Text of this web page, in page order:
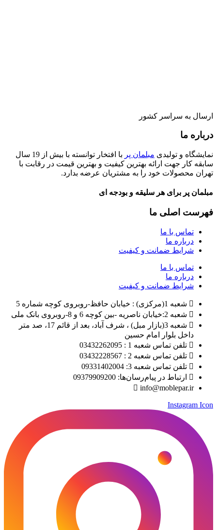
ارسال به سراسر کشور
درباره ما
نمایشگاه و تولیدی مبلمان پر
با افتخار توانسته با بیش از 19 سال
سابقه کار جهت ارائه بهترین کیفیت و بهترین قیمت در رقابت با
تهران محصولات خود را به مشتریان عرضه بدارد.
مبلمان پر برای هر سلیقه و بودجه ای
فهرست اصلی ما
تماس با ما
درباره ما
شرایط ضمانت و کیفیت
تماس با ما
درباره ما
شرایط ضمانت و کیفیت
شعبه 1(مرکزی) : خیابان حافظ-روبروی کوچه شماره 5
شعبه 2:خیابان ناصریه -بین کوچه 6 و 8-روبروی بانک ملی
شعبه 3(بازار مبل) ، شرف آباد، بعد از قائم 17، صد متر
داخل بلوار امام حسین
تلفن تماس شعبه 1 : 03432262095
تلفن تماس شعبه 2 : 03432228567
تلفن تماس شعبه 3: 09331402004
ارتباط در پیام‌رسان‌ها: 09379909200
info@moblepar.ir
Instagram Icon